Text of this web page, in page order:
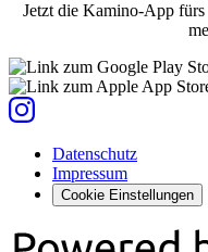
Jetzt die Kamino-App fürs
Datenschutz
Impressum
Cookie Einstellungen